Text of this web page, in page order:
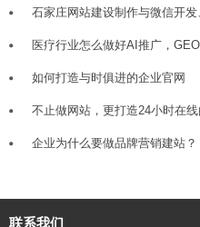
石家庄网站建设制作与微信开
医疗行业怎么做好AI推广，
如何打造与时俱进的企业官网
不止做网站，更打造24小时在
企业为什么要做品牌营销建站？
联系我们